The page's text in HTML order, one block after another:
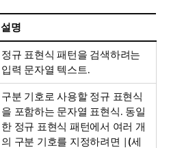
설명
정규 표현식 패턴을 검색하려는
입력 문자열 텍스트.
구분 기호로 사용할 정규 표현식
을 포함하는 문자열 표현식. 동일
한 정규 표현식 패턴에서 여러 개
의 구분 기호를 지정하려면 | (세